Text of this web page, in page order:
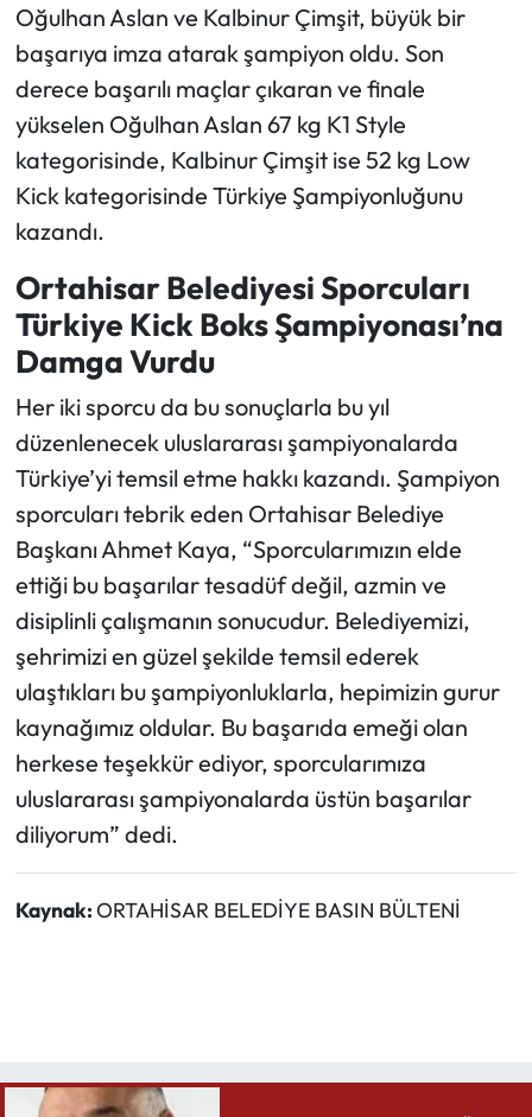
Oğulhan Aslan ve Kalbinur Çimşit, büyük bir
başarıya imza atarak şampiyon oldu. Son
derece başarılı maçlar çıkaran ve finale
yükselen Oğulhan Aslan 67 kg K1 Style
kategorisinde, Kalbinur Çimşit ise 52 kg Low
Kick kategorisinde Türkiye Şampiyonluğunu
kazandı.
Ortahisar Belediyesi Sporcuları
Türkiye Kick Boks Şampiyonası’na
Damga Vurdu
Her iki sporcu da bu sonuçlarla bu yıl
düzenlenecek uluslararası şampiyonalarda
Türkiye’yi temsil etme hakkı kazandı. Şampiyon
sporcuları tebrik eden Ortahisar Belediye
Başkanı Ahmet Kaya, “Sporcularımızın elde
ettiği bu başarılar tesadüf değil, azmin ve
disiplinli çalışmanın sonucudur. Belediyemizi,
şehrimizi en güzel şekilde temsil ederek
ulaştıkları bu şampiyonluklarla, hepimizin gurur
kaynağımız oldular. Bu başarıda emeği olan
herkese teşekkür ediyor, sporcularımıza
uluslararası şampiyonalarda üstün başarılar
diliyorum” dedi.
Kaynak:ORTAHİSAR BELEDİYE BASIN BÜLTENİ